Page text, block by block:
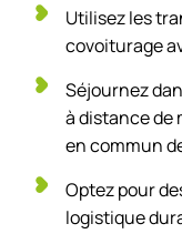
Utilisez les
covoiturage
Séjournez
à distance de
en commun
Optez pour
logistique